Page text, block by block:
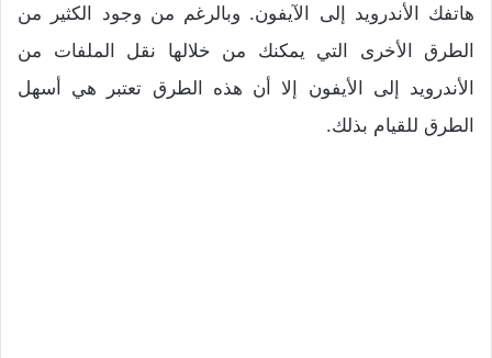
هاتفك الأندرويد إلى الآيفون. وبالرغم من وجود الكثير من
الطرق الأخرى التي يمكنك من خلالها نقل الملفات من
الأندرويد إلى الأيفون إلا أن هذه الطرق تعتبر هي أسهل
الطرق للقيام بذلك.